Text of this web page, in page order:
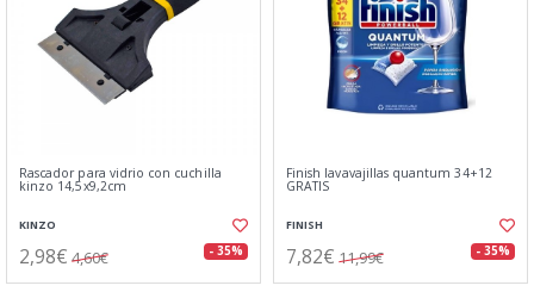
Rascador para vidrio con cuchilla
kinzo 14,5x9,2cm
KINZO
2,98€ 4,60€ - 35%
Finish lavavajillas quantum 34+12
GRATIS
FINISH
7,82€ 11,99€ - 35%